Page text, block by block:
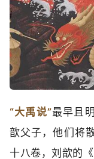
“大禹说”最早且
歆父子，他们将
十八卷，刘歆的